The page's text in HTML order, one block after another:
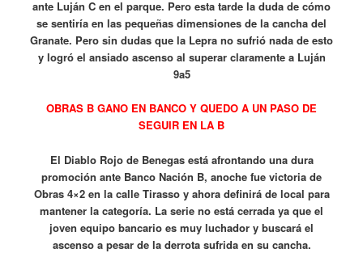
ante Luján C en el parque. Pero esta tarde la duda de cómo
se sentiría en las pequeñas dimensiones de la cancha del
Granate. Pero sin dudas que la Lepra no sufrió nada de esto
y logró el ansiado ascenso al superar claramente a Luján
9a5
OBRAS B GANO EN BANCO Y QUEDO A UN PASO DE
SEGUIR EN LA B
El Diablo Rojo de Benegas está afrontando una dura
promoción ante Banco Nación B, anoche fue victoria de
Obras 4×2 en la calle Tirasso y ahora definirá de local para
mantener la categoría. La serie no está cerrada ya que el
joven equipo bancario es muy luchador y buscará el
ascenso a pesar de la derrota sufrida en su cancha.